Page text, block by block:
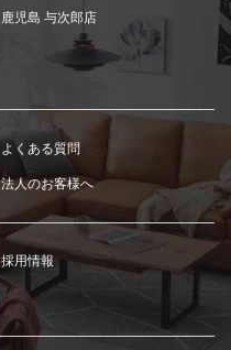
鹿児島 与次郎店
よくある質問
法人のお客様へ
採用情報